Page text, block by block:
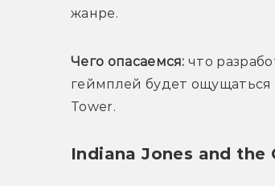
жанре.
Чего опасаемся: что
геймплей будет
Tower.
Indiana Jones and the